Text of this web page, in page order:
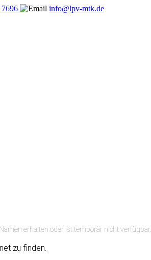
info@lpv-mtk.de
erhalten oder ist temporär nicht verfügbar.
zu finden.